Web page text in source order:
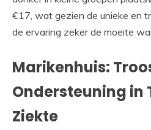
€17, wat gezien de unieke en
de ervaring zeker de moeite
Marikenhuis:
Ondersteuning in
Ziekte